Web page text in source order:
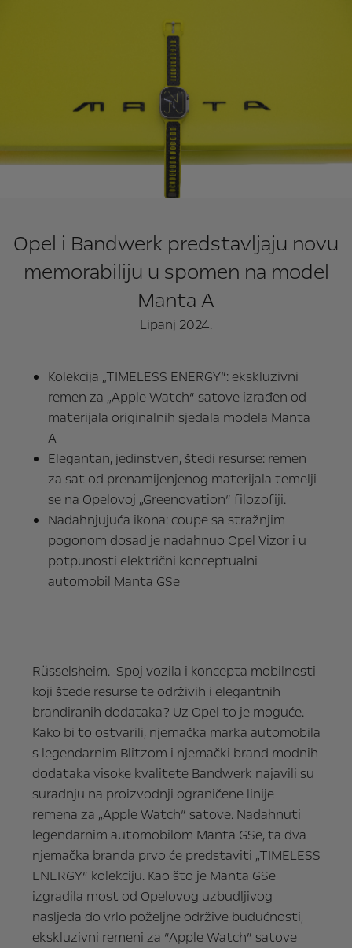
Opel i Bandwerk predstavljaju novu
memorabiliju u spomen na model
Manta A
Lipanj 2024.
Kolekcija „TIMELESS ENERGY“: ekskluzivni
remen za „Apple Watch“ satove izrađen od
materijala originalnih sjedala modela Manta
A
Elegantan, jedinstven, štedi resurse: remen
za sat od prenamijenjenog materijala temelji
se na Opelovoj „Greenovation“ filozofiji.
Nadahnjujuća ikona: coupe sa stražnjim
pogonom dosad je nadahnuo Opel Vizor i u
potpunosti električni konceptualni
automobil Manta GSe
Rüsselsheim. Spoj vozila i koncepta mobilnosti
koji štede resurse te održivih i elegantnih
brandiranih dodataka? Uz Opel to je moguće.
Kako bi to ostvarili, njemačka marka automobila
s legendarnim Blitzom i njemački brand modnih
dodataka visoke kvalitete Bandwerk najavili su
suradnju na proizvodnji ograničene linije
remena za „Apple Watch“ satove. Nadahnuti
legendarnim automobilom Manta GSe, ta dva
njemačka branda prvo će predstaviti „TIMELESS
ENERGY“ kolekciju. Kao što je Manta GSe
izgradila most od Opelovog uzbudljivog
nasljeđa do vrlo poželjne održive budućnosti,
ekskluzivni remeni za “Apple Watch” satove